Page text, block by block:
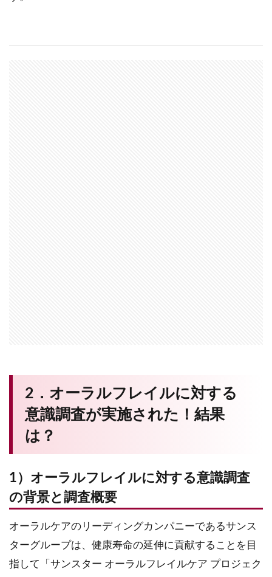
2．オーラルフレイルに対する
意識調査が実施された！結果
は？
1）オーラルフレイルに対する意識調査
の背景と調査概要
オーラルケアのリーディングカンパニーであるサンス
ターグループは、健康寿命の延伸に貢献することを目
指して「サンスター オーラルフレイルケア プロジェク